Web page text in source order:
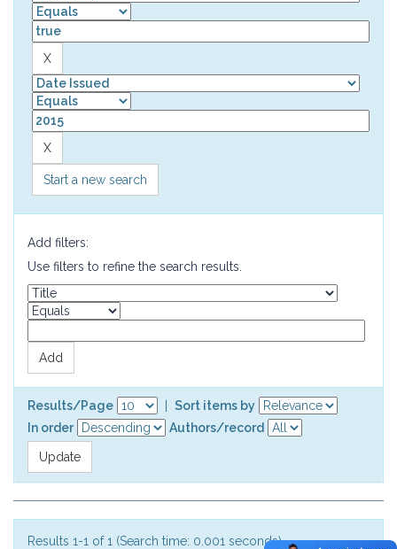
Start a new search
Add filters:
Use filters to refine the search results.
Results/Page
Sort items by
In order
Authors/record
Results 1-1 of 1 (Search time: 0.001 seconds).